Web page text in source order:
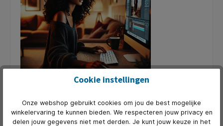
Controleer altijd de afdrukinstellingen voordat je op
'printen' klikt. Zorg ervoor dat je de juiste papiergrootte,
Cookie instellingen
Onze webshop gebruikt cookies om jou de best mogelijke
winkelervaring te kunnen bieden. We respecteren jouw privacy en
delen jouw gegevens niet met derden. Je kunt jouw keuze in het